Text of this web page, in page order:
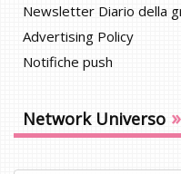
Newsletter Diario della
Advertising Policy
Notifiche push
Network Universo »